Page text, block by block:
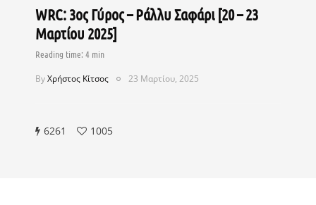
WRC: 3ος Γύρος – Ράλλυ Σαφάρι [20 – 23
Μαρτίου 2025]
ByΧρήστος Κίτσος 23 Μαρτίου, 2025
6261 1005